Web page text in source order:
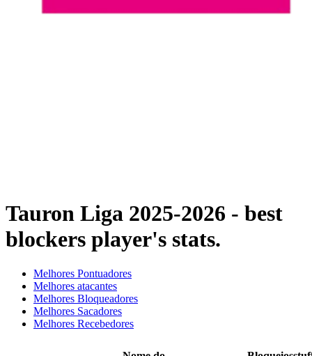
Tauron Liga 2025-2026 - best
blockers player's stats.
Melhores Pontuadores
Melhores atacantes
Melhores Bloqueadores
Melhores Sacadores
Melhores Recebedores